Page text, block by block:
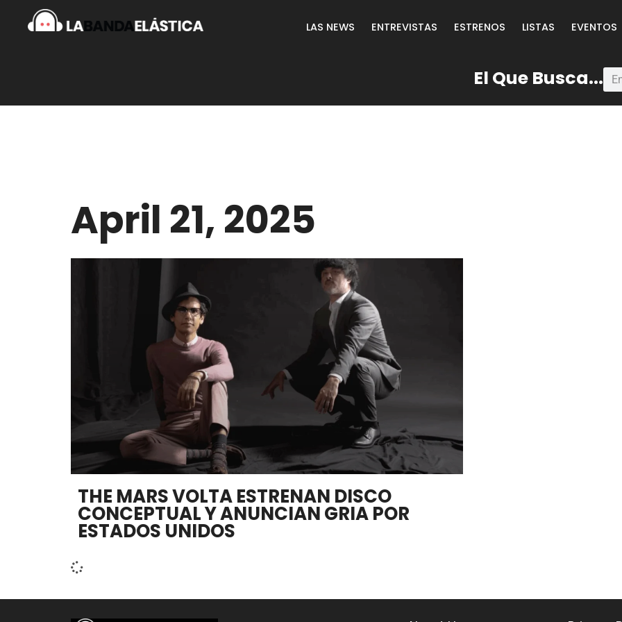
LAS NEWS ENTREVISTAS ESTRENOS LISTAS EVENTOS
El Que Busca...
April 21, 2025
THE MARS VOLTA ESTRENAN DISCO
CONCEPTUAL Y ANUNCIAN GRIA POR
ESTADOS UNIDOS